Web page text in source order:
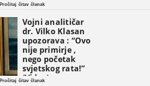
Pročitaj čitav članak
Vojni analitičar
dr. Vilko Klasan
upozorava : “Ovo
nije primirje ,
nego početak
svjetskog rata!”
(Video)
Pročitaj čitav članak